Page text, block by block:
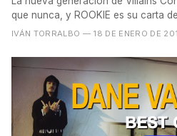
IVÁN TORRALBO — 18 DE ENERO DE